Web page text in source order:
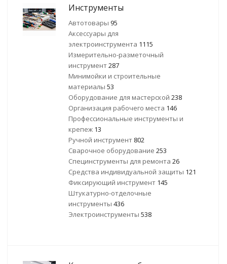
Инструменты
Автотовары 95
Аксессуары для
электроинструмента 1115
Измерительно-разметочный
инструмент287
Минимойки и строительные
материалы 53
Оборудование для мастерской 238
Организация рабочего места 146
Профессиональные инструменты и
крепеж 13
Ручной инструмент 802
Сварочное оборудование 253
Специнструменты для ремонта 26
Средства индивидуальной защиты 121
Фиксирующий инструмент 145
Штукатурно-отделочные
инструменты 436
Электроинструменты 538